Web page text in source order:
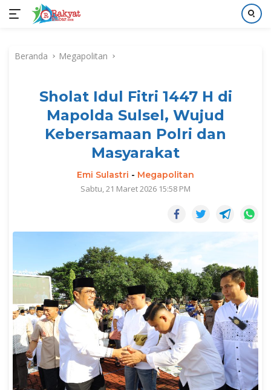
kontenBeranda Megapolitan
Sholat Idul Fitri 1447 H di
Mapolda Sulsel, Wujud
Kebersamaan Polri dan
Masyarakat
Emi Sulastri - Megapolitan
Sabtu, 21 Maret 2026 15:58 PM